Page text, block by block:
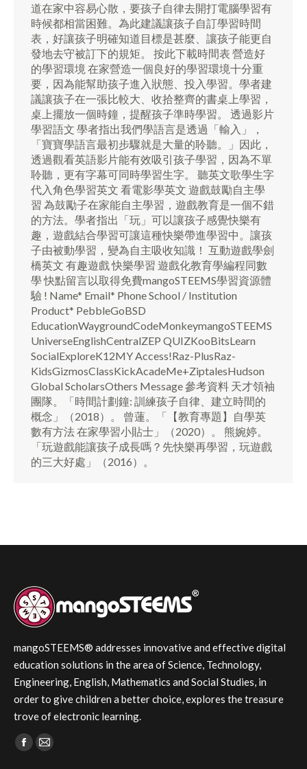
道在家中容易心散，要孩子自律去開打電腦學習有
時候都相當困難。為此建議讓孩子自訂學習時間
表，好讓孩子明確知道目標是甚麼、讓孩子能更自
發地去守被訂下的規矩。 按此下載時間表 營造好
的學習環境 在家營造一個良好的學習環境十分重
要，因為能幫助孩子進入狀態、投入學習。學者建
議讓孩子在一張比較大、收拾整齊的書桌上學習，
桌上擺放一個時鐘，提醒孩子準時學習。 透過影片
學習語文 學者指出我們學語言是透過「輸入」，
「寶寶學語言最初步驟就是大量的聆聽。」因此，
透過觀看英語影片能有效吸引孩子學習，因為不單
聆聽，更有字幕可同時學習生字。 聽英文歌學生字
代入角色學習英文 看電影學英文 遊戲鼓勵自主學
習 為鼓勵子在家能自主學習，遊戲教育是一個不錯
的方法。學者指出「玩」可以讓孩子感覺快樂有
趣，遊戲結合學習可讓這種快樂帶進學習中。讓孩
子由被動學習，變為自主吸收知識！ 互動遊戲學劍
橋英文 有趣遊戲 快樂學習 遊戲化教育學編程同數
學 快點留言以取得免費mangoSTEEMS學習資源體
驗 ! Name* Email* Phone School / Institution
Product* PebbleGoBSD
EducationWaygroundCodeMonkeymangoSTEEMS
UniverseEnglishCentralZEP QUIZKooBitsLearn
SocialExploreK12MY Access!Raz-PlusRaz-
KidsGizmosClassKickAcadeMe+ZiptalesHudson
Global ScholarsOthers Message 參考資料 天才領袖
團隊。「時間計劃鐘: 訓練孩子自律、建立時間的
概念」（2018）。 曾蓮。「【教育專題】自學英
數有方法 在家學習小貼士」（2020）。 熊婉婷。
「玩遊戲能讓孩子成長嗎？先快樂再學習，玩遊戲
的三大好處」（2016）。
mangoSTEEMS® addresses innovative and effective digital
education solutions in the area of Science, Technology,
Engineering, English, Mathematics and Social Studies, in
order to give children a better choice, explores the treasure
trove of electronic learning.
Find us on:
Facebook
Mail